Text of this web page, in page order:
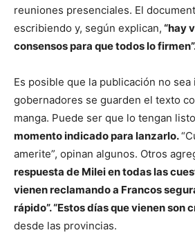
reuniones presenciales. El
escribiendo y, según explican, “hay
consensos para que todos lo
Es posible que la publicación no
gobernadores se guarden el texto
manga. Puede ser que lo tengan
momento indicado para lanzarlo.
amerite”, opinan algunos. Otros
respuesta de Milei en todas las
vienen reclamando a Francos
rápido”. “Estos días que vienen son
desde las provincias.